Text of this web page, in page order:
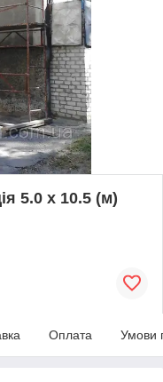
5.0 х 10.5 (м)
Оплата Умови